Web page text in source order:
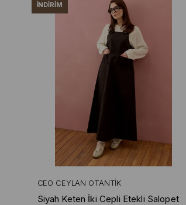
CEO CEYLAN OTANTIK
Siyah Keten İki Cepli Etekli Salopet
İNDIRIM